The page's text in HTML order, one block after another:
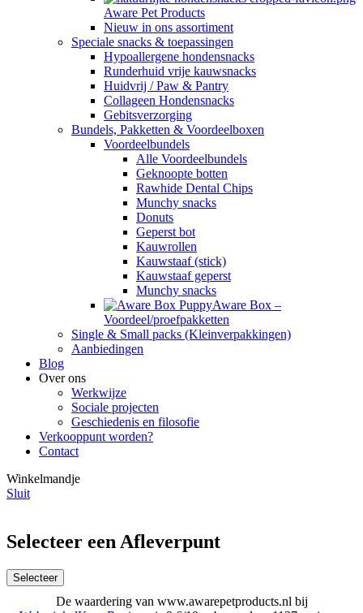
Aware Pet Products
Nieuw in ons assortiment
Speciale snacks & toepassingen
Hypoallergene hondensnacks
Runderhuid vrije kauwsnacks
Huidvrij / Paw & Pantry
Collageen Hondensnacks
Gebitsverzorging
Bundels, Pakketten & Voordeelboxen
Voordeelbundels
Alle Voordeelbundels
Geknoopte botten
Rawhide Dental Chips
Munchy snacks
Donuts
Geperst bot
Kauwrollen
Kauwstaaf (stick)
Kauwstaaf geperst
Munchy snacks
Aware Box –
Voordeel/proefpakketten
Single & Small packs (Kleinverpakkingen)
Aanbiedingen
Blog
Over ons
Werkwijze
Sociale projecten
Geschiedenis en filosofie
Verkooppunt worden?
Contact
Winkelmandje
Sluit
Selecteer een Afleverpunt
Selecteer
De waardering van www.awarepetproducts.nl bij